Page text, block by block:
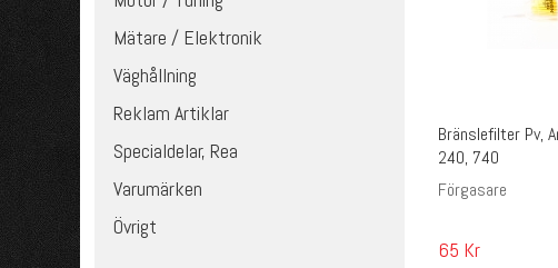
Mätare / Elektronik
Väghållning
Reklam Artiklar
Specialdelar, Rea
Varumärken
Övrigt
Bränslefilter Pv,
240, 740
Förgasare
65 Kr